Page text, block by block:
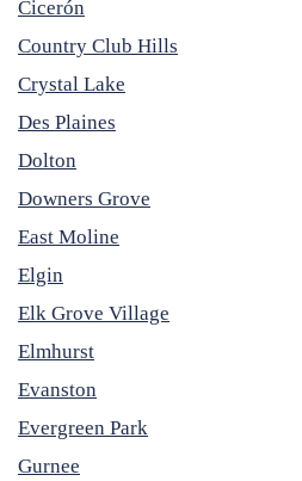
Cicerón
Country Club Hills
Crystal Lake
Des Plaines
Dolton
Downers Grove
East Moline
Elgin
Elk Grove Village
Elmhurst
Evanston
Evergreen Park
Gurnee